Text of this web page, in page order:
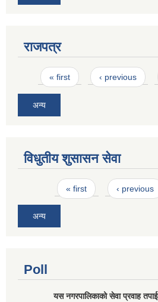
राजपत्र
Pages
« first ‹ previous
अन्य
विधुतीय शुसासन सेवा
Pages« first ‹ previous
अन्य
Poll
यस नगरपालिकाको सेवा प्रवाह